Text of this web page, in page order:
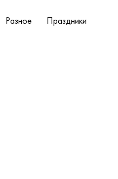
Разное Праздники